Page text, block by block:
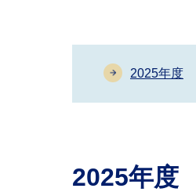
2025年度
2025年度